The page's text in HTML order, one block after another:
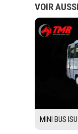
VOIR AUSSI
MINI BUS